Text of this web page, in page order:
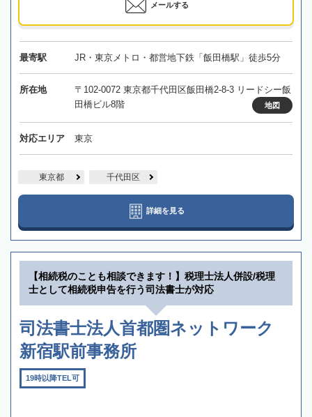
メールする
最寄駅 JR・東京メトロ・都営地下鉄「飯田橋駅」徒歩5分
所在地
〒102-0072 東京都千代田区飯田橋2-8-3 リードシー飯
田橋ビル8階
地図
対応エリア 東京
東京都 千代田区
詳細を見る
【相続税のことも相談できます！】税理士法人併設/税理
士として相続税申告を行う司法書士が対応
司法書士法人首都圏ネットワーク
新宿駅前事務所
19時以降TEL可